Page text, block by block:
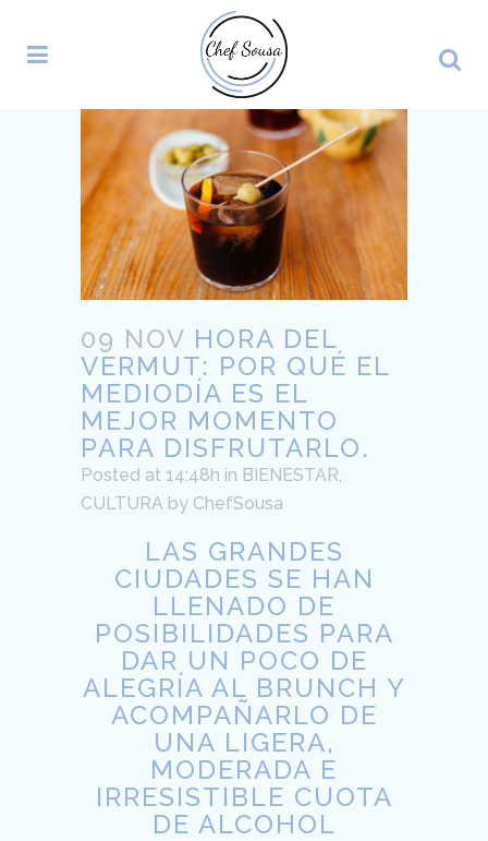
09 NOV HORA DEL
VERMUT: POR QUÉ EL
MEDIODÍA ES EL
MEJOR MOMENTO
PARA DISFRUTARLO.
Posted at 14:48h in BIENESTAR,
CULTURA by ChefSousa
LAS GRANDES
CIUDADES SE HAN
LLENADO DE
POSIBILIDADES PARA
DAR UN POCO DE
ALEGRÍA AL BRUNCH Y
ACOMPAÑARLO DE
UNA LIGERA,
MODERADA E
IRRESISTIBLE CUOTA
DE ALCOHOL